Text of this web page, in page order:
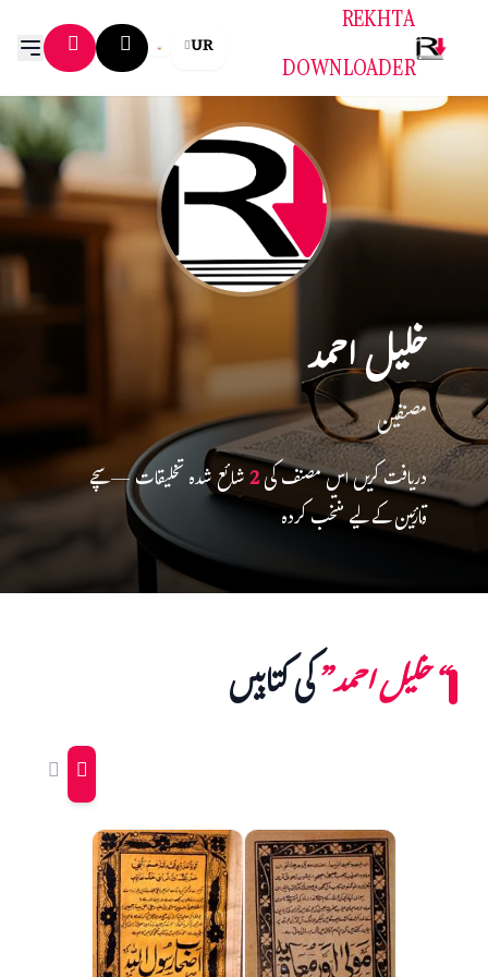
REKHTA
DOWNLOADER
UR
خلیل احمد
مصنفین
دریافت کریں اس مصنف کی2شائع شدہ تخلیقات — سچے
قارئین کے لیے منتخب کردہ
“خلیل احمد”کی کتابیں